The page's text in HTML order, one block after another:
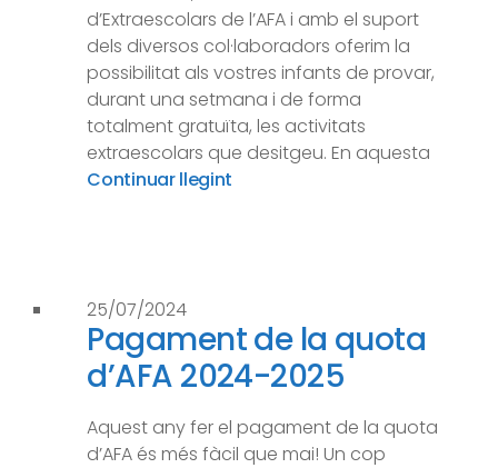
d’Extraescolars de l’AFA i amb el suport
dels diversos col·laboradors oferim la
possibilitat als vostres infants de provar,
durant una setmana i de forma
totalment gratuïta, les activitats
extraescolars que desitgeu. En aquesta
Continuar llegint
25/07/2024
Pagament de la quota
d’AFA 2024-2025
Aquest any fer el pagament de la quota
d’AFA és més fàcil que mai! Un cop